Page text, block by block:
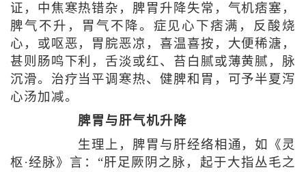
证，中焦寒热错杂，脾胃升降失常，气机痞塞，
脾气不升，胃气不降。症见心下痞满，反酸烧
心，或呕恶，胃脘恶凉，喜温喜按，大便稀溏，
甚则肠鸣下利，舌淡或红、苔白腻或薄黄腻，脉
沉滑。治疗当平调寒热、健脾和胃，可予半夏泻
心汤加减。
脾胃与肝气机升降
生理上，脾胃与肝经络相通，如《灵
枢·经脉》言：“肝足厥阴之脉，起于大指丛毛之